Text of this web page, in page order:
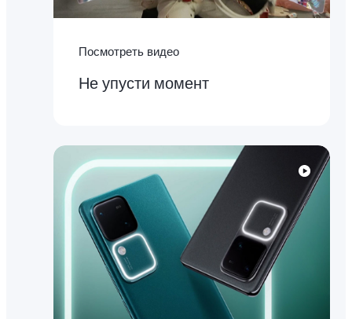
Посмотреть видео
Не упусти момент